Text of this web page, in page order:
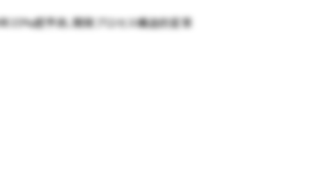
35%超予測、開発プロセス構造的変革